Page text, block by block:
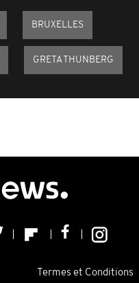
BRUXELLES
GRETA THUNBERG
Termes et Conditions